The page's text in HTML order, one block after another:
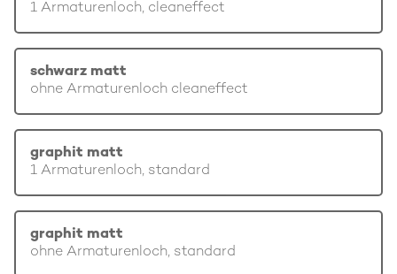
1 Armaturenloch, cleaneffect
schwarz matt
ohne Armaturenloch cleaneffect
graphit matt
1 Armaturenloch, standard
graphit matt
ohne Armaturenloch, standard